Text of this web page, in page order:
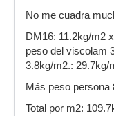
No me cuadra
DM16: 11.2kg/m2
peso del viscolam
3.8kg/m2.: 29.7kg/
Más peso persona
Total por m2: